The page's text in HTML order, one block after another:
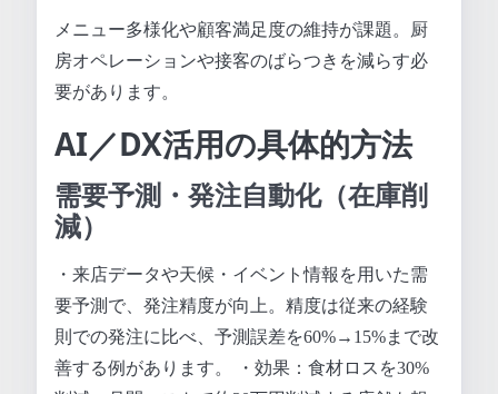
メニュー多様化や顧客満足度の維持が課題。厨
房オペレーションや接客のばらつきを減らす必
要があります。
AI／DX活用の具体的方法
需要予測・発注自動化（在庫削
減）
・来店データや天候・イベント情報を用いた需
要予測で、発注精度が向上。精度は従来の経験
則での発注に比べ、予測誤差を60%→15%まで改
善する例があります。 ・効果：食材ロスを30%